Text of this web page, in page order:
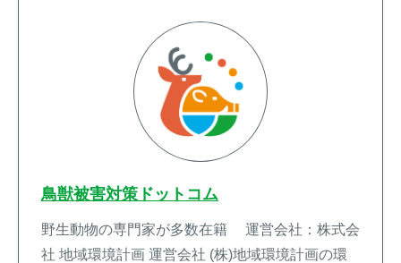
鳥獣被害対策ドットコム
野生動物の専門家が多数在籍 運営会社：株式会
社 地域環境計画 運営会社 (株)地域環境計画の環